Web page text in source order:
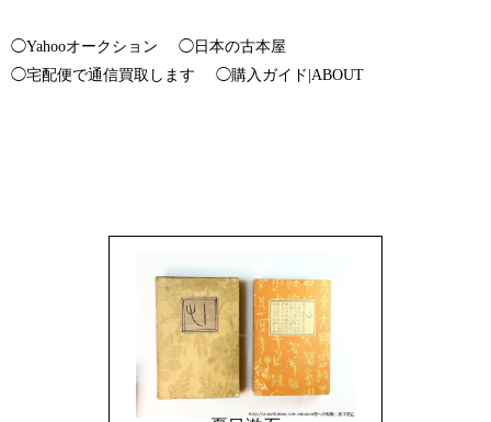
◯Yahooオークション
◯日本の古本屋
◯宅配便で通信買取します
◯購入ガイド|ABOUT